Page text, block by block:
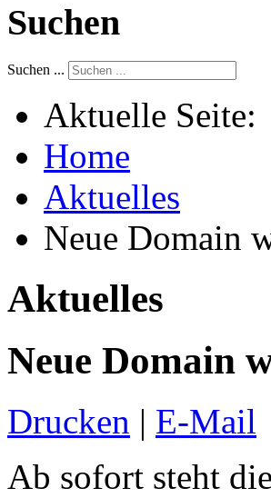
Suchen
Suchen ...
Aktuelle Seite:
Home
Aktuelles
Neue Domain
Aktuelles
Neue Domain
Drucken | E-Mail
Ab sofort steht